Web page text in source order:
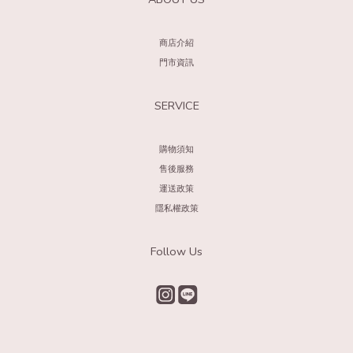
商店介紹
門市資訊
SERVICE
購物須知
售後服務
運送政策
隱私權政策
Follow Us